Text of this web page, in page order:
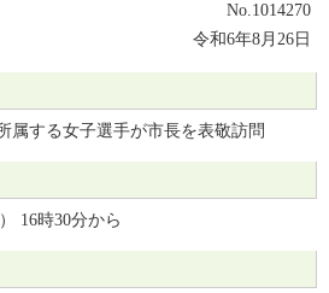
No.1014270
令和6年8月26日
属する女子選手が市長を表敬訪問
16時30分から